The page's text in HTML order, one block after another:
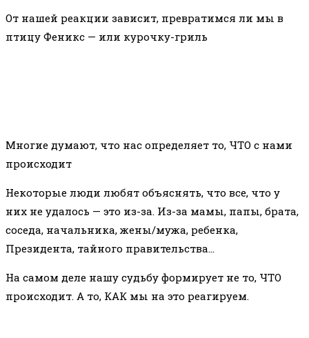
записи:
От нашей реакции зависит, превратимся ли мы в
птицу Феникс — или курочку-гриль
Многие думают, что нас определяет то, ЧТО с нами
происходит
Некоторые люди любят объяснять, что все, что у
них не удалось — это из-за. Из-за мамы, папы, брата,
соседа, начальника, жены/мужа, ребенка,
Президента, тайного правительства…
На самом деле нашу судьбу формирует не то, ЧТО
происходит. А то, КАК мы на это реагируем.